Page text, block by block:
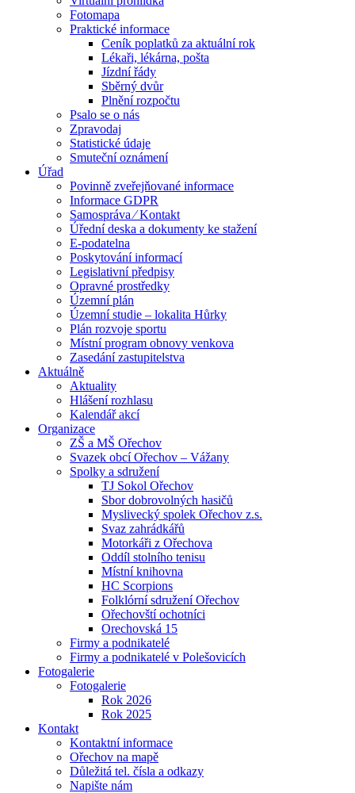
Fotomapa
Praktické informace
Ceník poplatků za aktuální rok
Lékaři, lékárna, pošta
Jízdní řády
Sběrný dvůr
Plnění rozpočtu
Psalo se o nás
Zpravodaj
Statistické údaje
Smuteční oznámení
Úřad
Povinně zveřejňované informace
Informace GDPR
Samospráva ⁄ Kontakt
Úřední deska a dokumenty ke stažení
E-podatelna
Poskytování informací
Legislativní předpisy
Opravné prostředky
Územní plán
Územní studie – lokalita Hůrky
Plán rozvoje sportu
Místní program obnovy venkova
Zasedání zastupitelstva
Aktuálně
Aktuality
Hlášení rozhlasu
Kalendář akcí
Organizace
ZŠ a MŠ Ořechov
Svazek obcí Ořechov – Vážany
Spolky a sdružení
TJ Sokol Ořechov
Sbor dobrovolných hasičů
Myslivecký spolek Ořechov z.s.
Svaz zahrádkářů
Motorkáři z Ořechova
Oddíl stolního tenisu
Místní knihovna
HC Scorpions
Folklórní sdružení Ořechov
Ořechovští ochotníci
Orechovská 15
Firmy a podnikatelé
Firmy a podnikatelé v Polešovicích
Fotogalerie
Fotogalerie
Rok 2026
Rok 2025
Kontakt
Kontaktní informace
Ořechov na mapě
Důležitá tel. čísla a odkazy
Napište nám